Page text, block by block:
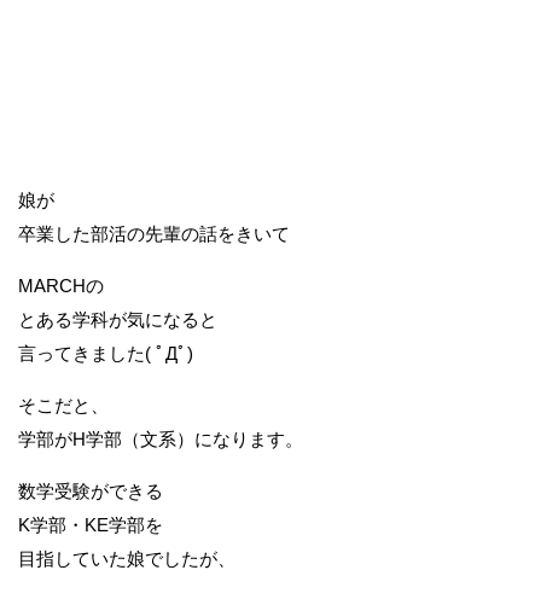
娘が
卒業した部活の先輩の話をきいて
MARCHの
とある学科が気になると
言ってきました( ﾟДﾟ)
そこだと、
学部がH学部（文系）になります。
数学受験ができる
K学部・KE学部を
目指していた娘でしたが、